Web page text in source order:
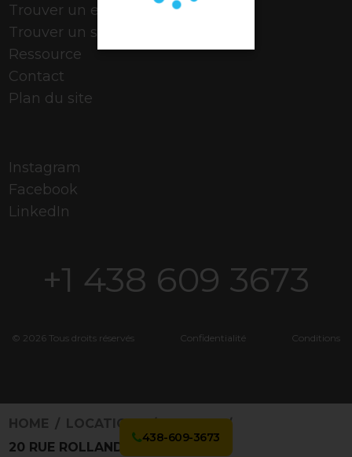
Trouver un espace
Trouver un stationnement
Ressource
Contact
Plan du site
Instagram
Facebook
LinkedIn
+1 438 609 3673
© 2026 Tous droits réservés Confidentialité Conditions
438-609-3673
HOME LOCATIONS
3466735
20 RUE ROLLAND-BRIÈRE